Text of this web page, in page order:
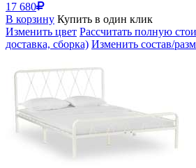
17 680
В корзину Купить в один клик
Изменить цвет Рассчитать полную
доставка, сборка) Изменить состав/